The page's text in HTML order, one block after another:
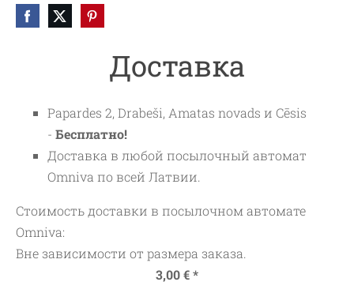
Доставка
Papardes 2, Drabeši, Amatas novads и Cēsis
- Бесплатно!
Доставка в любой посылочный автомат
Omniva по всей Латвии.
Стоимость доставки в посылочном автомате
Omniva:
Вне зависимости от размера заказа.
3,00 € *